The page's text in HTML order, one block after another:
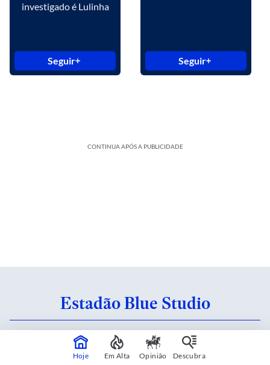
investigado é Lulinha
Seguir Seguir
CONTINUA APÓS A PUBLICIDADE
Estadão Blue Studio
Conteúdo criado em parceria com patrocinadores.
Saiba mais
Hoje Em Alta Opinião Descubra